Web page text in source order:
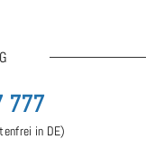
777
in DE)